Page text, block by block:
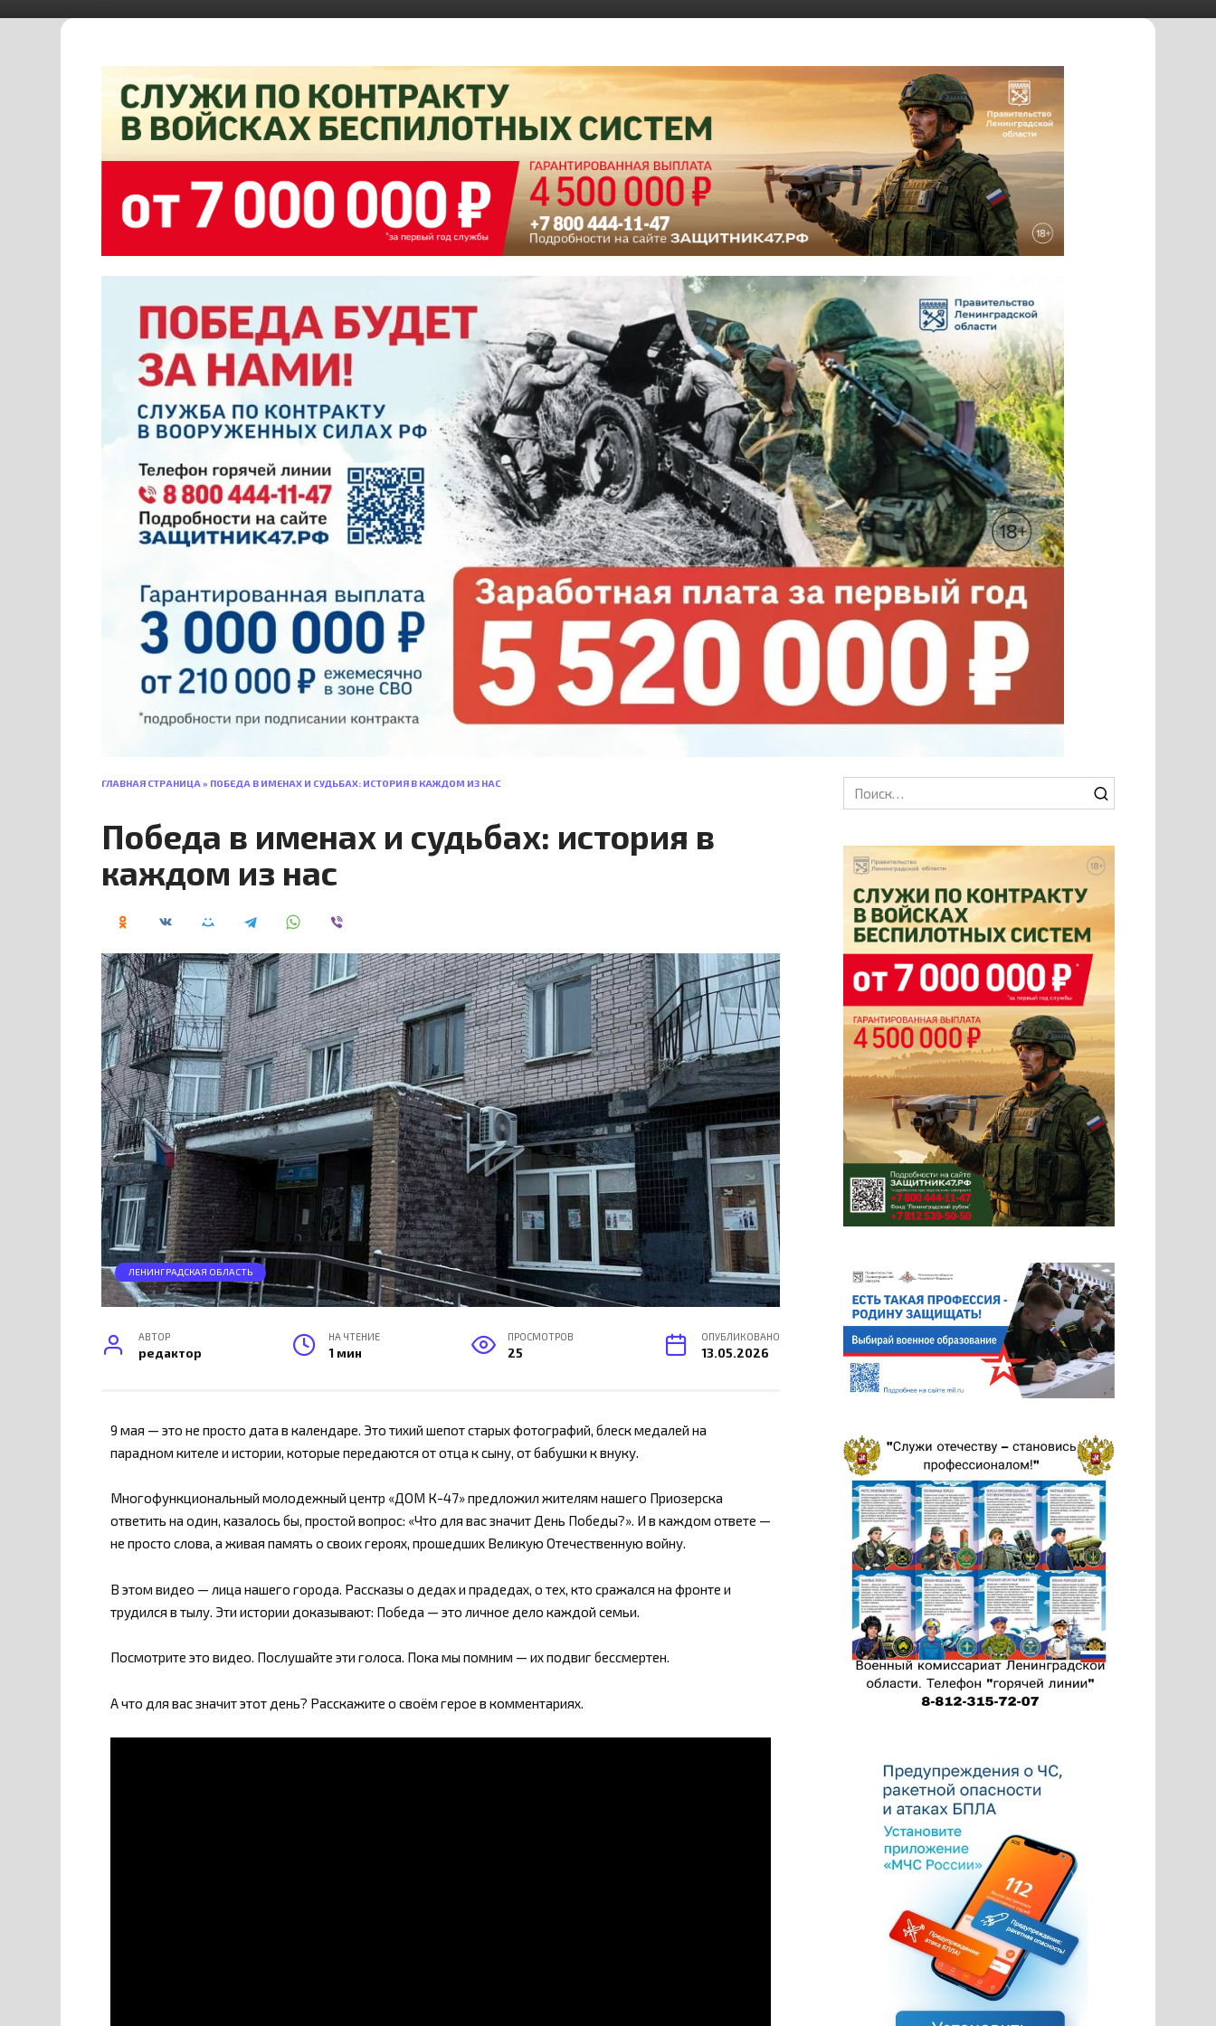
ГЛАВНАЯ СТРАНИЦА» ПОБЕДА В ИМЕНАХ И СУДЬБАХ: ИСТОРИЯ В КАЖДОМ ИЗ НАС
Победа в именах и судьбах: история в
каждом из нас
ЛЕНИНГРАДСКАЯ ОБЛАСТЬ
АВТОР
редактор
НА ЧТЕНИЕ
1 мин
ПРОСМОТРОВ
25
ОПУБЛИКОВАНО
13.05.2026
9 мая — это не просто дата в календаре. Это тихий шепот старых фотографий, блеск медалей на
парадном кителе и истории, которые передаются от отца к сыну, от бабушки к внуку.
Многофункциональный молодежный центр «ДОМ К-47» предложил жителям нашего Приозерска
ответить на один, казалось бы, простой вопрос: «Что для вас значит День Победы?». И в каждом ответе —
не просто слова, а живая память о своих героях, прошедших Великую Отечественную войну.
В этом видео — лица нашего города. Рассказы о дедах и прадедах, о тех, кто сражался на фронте и
трудился в тылу. Эти истории доказывают: Победа — это личное дело каждой семьи.
Посмотрите это видео. Послушайте эти голоса. Пока мы помним — их подвиг бессмертен.
А что для вас значит этот день? Расскажите о своём герое в комментариях.
Search
for: